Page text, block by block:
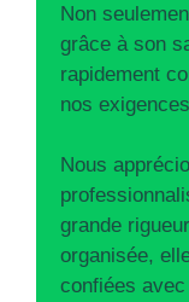
Non
grâce à son
rapidement
nos
Nous
grande
organisée,
confiées